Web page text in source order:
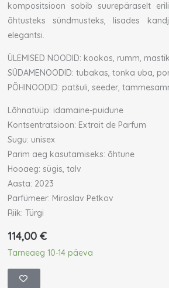
kompositsioon sobib suurepäraselt
õhtusteks sündmusteks, lisades
elegantsi.
ÜLEMISED NOODID: kookos, rumm,
SÜDAMENOODID: tubakas, tonka uba,
PÕHINOODID: patšuli, seeder,
Lõhnatüüp: idamaine-puidune
Kontsentratsioon: Extrait de Parfum
Sugu: unisex
Parim aeg kasutamiseks: õhtune
Hooaeg: sügis, talv
Aasta: 2023
Parfümeer: Miroslav Petkov
Riik: Türgi
114,00€
Tarneaeg 10-14 päeva
Nishane
Fan
Your